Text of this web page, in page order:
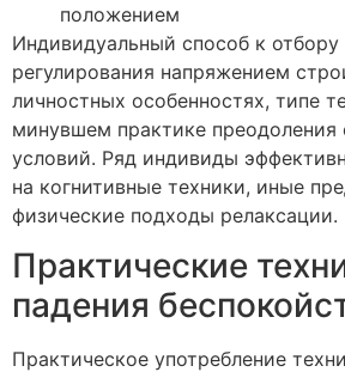
положением
Индивидуальный способ к отбору
регулирования напряжением
личностных особенностях, типе
минувшем практике преодоления
условий. Ряд индивиды
на когнитивные техники, иные
физические подходы релаксации.
Практические
падения
Практическое употребление